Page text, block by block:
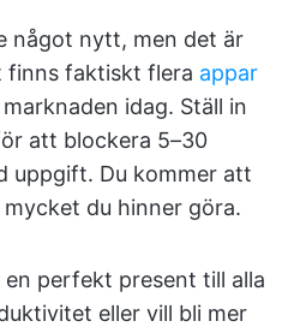
något nytt, men det är
faktiskt flera appar
marknaden idag. Ställ in
att blockera 5–30
uppgift. Du kommer att
du hinner göra.
perfekt present till alla
eller vill bli mer